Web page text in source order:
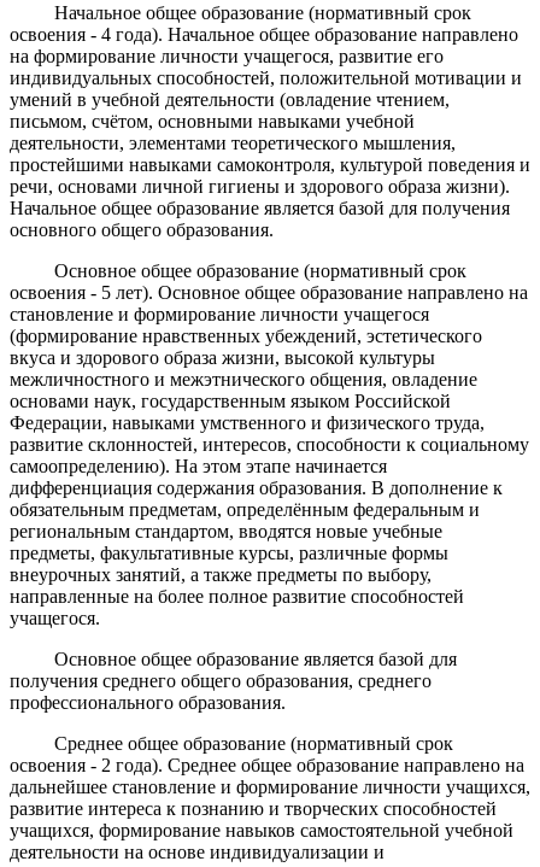
Начальное общее образование (нормативный срок
освоения - 4 года). Начальное общее образование направлено
на формирование личности учащегося, развитие его
индивидуальных способностей, положительной мотивации и
умений в учебной деятельности (овладение чтением,
письмом, счётом, основными навыками учебной
деятельности, элементами теоретического мышления,
простейшими навыками самоконтроля, культурой поведения и
речи, основами личной гигиены и здорового образа жизни).
Начальное общее образование является базой для получения
основного общего образования.
Основное общее образование (нормативный срок
освоения - 5 лет). Основное общее образование направлено на
становление и формирование личности учащегося
(формирование нравственных убеждений, эстетического
вкуса и здорового образа жизни, высокой культуры
межличностного и межэтнического общения, овладение
основами наук, государственным языком Российской
Федерации, навыками умственного и физического труда,
развитие склонностей, интересов, способности к социальному
самоопределению). На этом этапе начинается
дифференциация содержания образования. В дополнение к
обязательным предметам, определённым федеральным и
региональным стандартом, вводятся новые учебные
предметы, факультативные курсы, различные формы
внеурочных занятий, а также предметы по выбору,
направленные на более полное развитие способностей
учащегося.
Основное общее образование является базой для
получения среднего общего образования, среднего
профессионального образования.
Среднее общее образование (нормативный срок
освоения - 2 года). Среднее общее образование направлено на
дальнейшее становление и формирование личности учащихся,
развитие интереса к познанию и творческих способностей
учащихся, формирование навыков самостоятельной учебной
деятельности на основе индивидуализации и